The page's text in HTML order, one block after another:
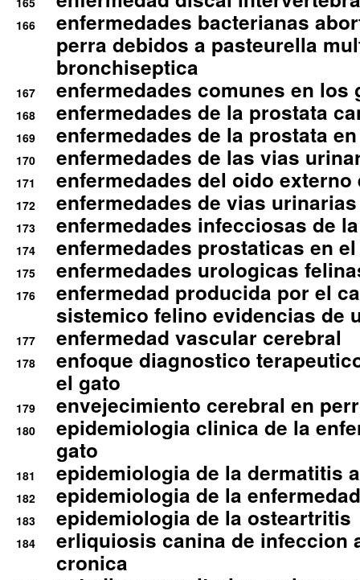
166
enfermedades bacterianas
perra debidos a pasteurella
bronchiseptica
167 enfermedades comunes en los
168 enfermedades de la prostata
169 enfermedades de la prostata
170 enfermedades de las vias
171 enfermedades del oido
172 enfermedades de vias
173 enfermedades infecciosas de
174 enfermedades prostaticas en
175 enfermedades urologicas
176
enfermedad producida por el
sistemico felino evidencias de
177 enfermedad vascular cerebral
178
enfoque diagnostico
el gato
179 envejecimiento cerebral en
180
epidemiologia clinica de la
gato
181 epidemiologia de la dermatitis
182 epidemiologia de la
183 epidemiologia de la osteartritis
184
erliquiosis canina de infeccion
cronica